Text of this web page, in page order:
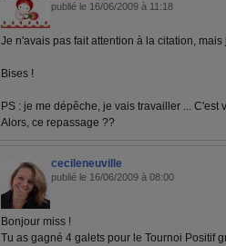
publié le 16/06/2009 à 11:18
Je n'avais pas fait attention à la citation,
Bises !
PS : je me dépêche, je vais travailler ... C'est
Alors, ce repassage ??
cecileneuville
publié le 16/06/2009 à 08:00
Bonjour miss !
Tu as gagné 4 galets pour le Tournoi Positif